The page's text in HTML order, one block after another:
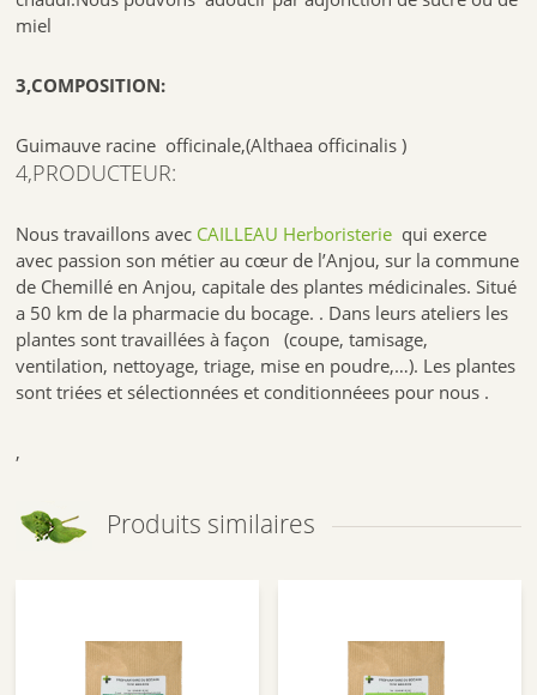
miel
3,COMPOSITION:
Guimauve racine officinale,(Althaea officinalis )
4,PRODUCTEUR:
Nous travaillons avec CAILLEAU Herboristerie qui exerce
avec passion son métier au cœur de l’Anjou, sur la commune
de Chemillé en Anjou, capitale des plantes médicinales. Situé
a 50 km de la pharmacie du bocage. . Dans leurs ateliers les
plantes sont travaillées à façon (coupe, tamisage,
ventilation, nettoyage, triage, mise en poudre,…). Les plantes
sont triées et sélectionnées et conditionnéees pour nous .
,
Produits similaires